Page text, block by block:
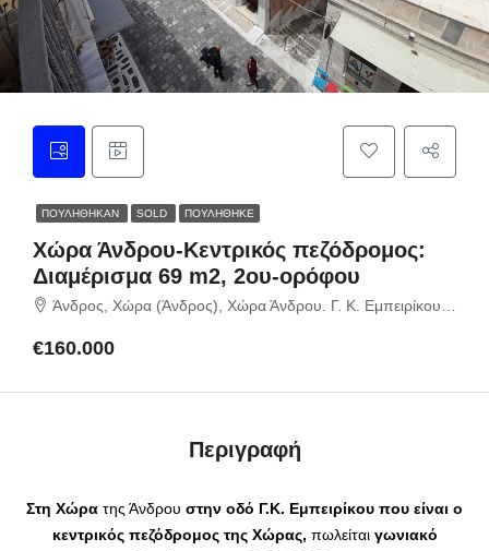
ΠΟΥΛΉΘΗΚΑΝ SOLD ΠΟΥΛΗΘΗΚΕ
Χώρα Άνδρου-Κεντρικός πεζόδρομος:
Διαμέρισμα 69 m2, 2ου-ορόφου
Άνδρος, Χώρα (Άνδρος), Χώρα Άνδρου. Γ. Κ. Εμπειρίκου, Δήμος Άνδρου, Περιφερειακή Ενότητα Άνδρου, Περιφέρεια Νοτίου Αιγαίου, Αποκεντρωμένη Διοίκηση Αιγαίου, 845 00, Ελλάδα
€160.000
Περιγραφή
Στη Χώρα της Άνδρου στην οδό Γ.Κ. Εμπειρίκου που είναι ο
κεντρικός πεζόδρομος της Χώρας, πωλείται γωνιακό